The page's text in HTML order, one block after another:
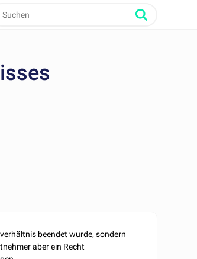
beendet wurde, sondern
aber ein Recht